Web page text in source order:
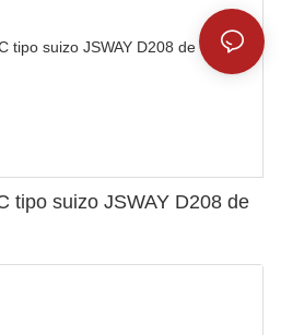
tipo suizo JSWAY D208 de